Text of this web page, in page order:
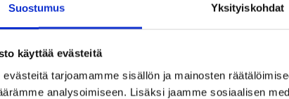
Suostumus Yksityiskohdat
käyttää evästeitä
evästeitä tarjoamamme sisällön ja mainosten
analysoimiseen. Lisäksi jaamme sosiaalisen
määrää Korihaiden Nick Stampleylle ja
että pelaajasopimus Duvivierin kanssa on purettu